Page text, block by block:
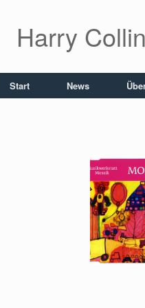
Inhalt
springenHarry
Start News